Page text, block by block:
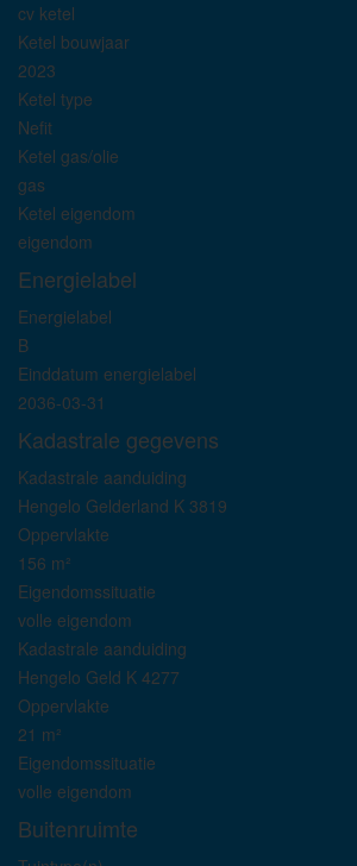
cv ketel
Ketel bouwjaar
2023
Ketel type
Nefit
Ketel gas/olie
gas
Ketel eigendom
eigendom
Energielabel
Energielabel
B
Einddatum energielabel
2036-03-31
Kadastrale gegevens
Kadastrale aanduiding
Hengelo Gelderland K 3819
Oppervlakte
156 m²
Eigendomssituatie
volle eigendom
Kadastrale aanduiding
Hengelo Geld K 4277
Oppervlakte
21 m²
Eigendomssituatie
volle eigendom
Buitenruimte